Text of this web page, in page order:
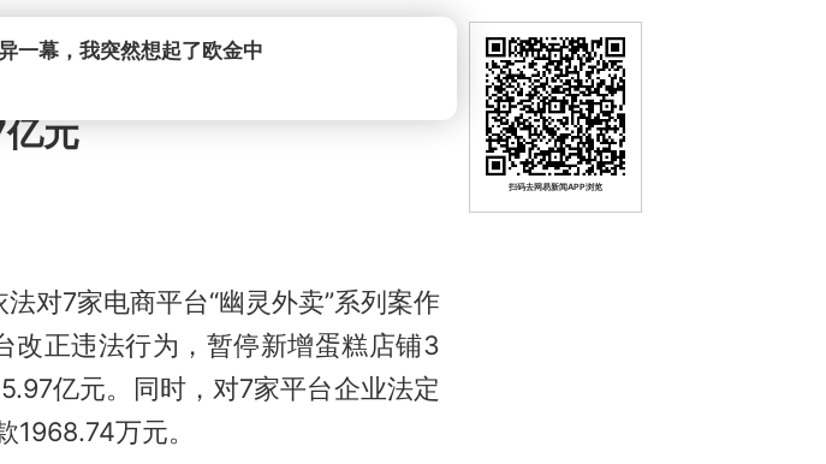
元
对7家电商平台“幽灵外卖”系列案作
改正违法行为，暂停新增蛋糕店铺3
亿元。同时，对7家平台企业法定
万元。
扫码去网易新闻APP浏览